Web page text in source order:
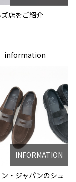
店をご紹介
information
INFORMATION
・ジャパンのシュ